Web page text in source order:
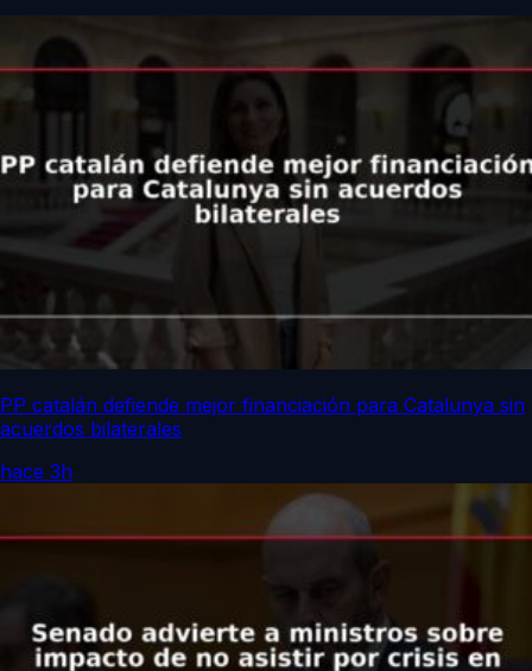
PP catalán defiende mejor financiación para Catalunya sin
acuerdos bilaterales
hace 3h